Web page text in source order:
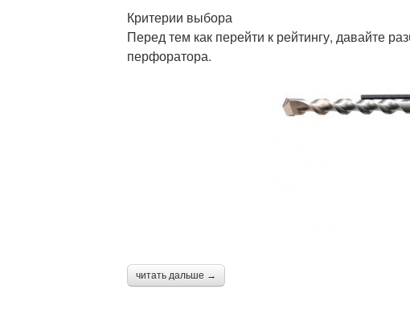
Критерии выбора
Перед тем как перейти к рейтингу, давайте
перфоратора.
читать дальше →